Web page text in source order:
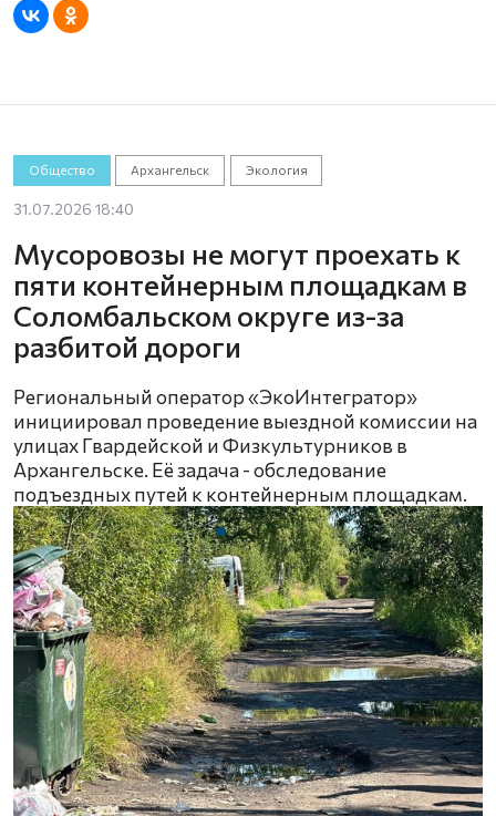
Общество Архангельск Экология
31.07.2026 18:40
Мусоровозы не могут проехать к
пяти контейнерным площадкам в
Соломбальском округе из-за
разбитой дороги
Региональный оператор «ЭкоИнтегратор»
инициировал проведение выездной комиссии на
улицах Гвардейской и Физкультурников в
Архангельске. Её задача - обследование
подъездных путей к контейнерным площадкам.